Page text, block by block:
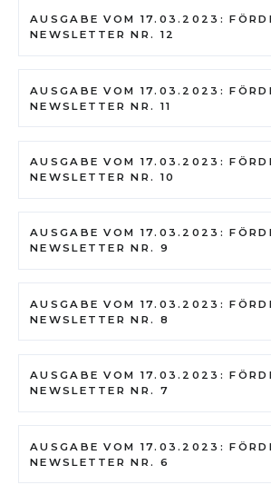
AUSGABE VOM 17.03.2023:
NEWSLETTER NR. 12
AUSGABE VOM 17.03.2023:
NEWSLETTER NR. 11
AUSGABE VOM 17.03.2023:
NEWSLETTER NR. 10
AUSGABE VOM 17.03.2023:
NEWSLETTER NR. 9
AUSGABE VOM 17.03.2023:
NEWSLETTER NR. 8
AUSGABE VOM 17.03.2023:
NEWSLETTER NR. 7
AUSGABE VOM 17.03.2023:
NEWSLETTER NR. 6